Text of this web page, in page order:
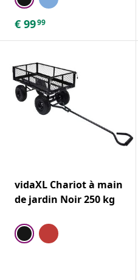
€ 9999
vidaXL Chariot à main
de jardin Noir 250 kg